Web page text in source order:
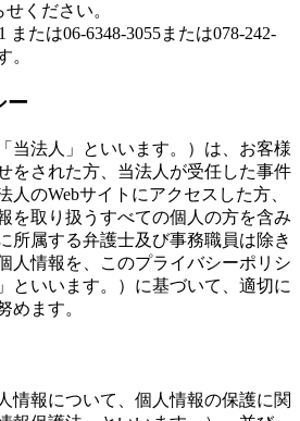
ください。
たは06-6348-3055または078-242-
。
ー
当法人」といいます。）は、お客様
をされた方、当法人が受任した事件
人のWebサイトにアクセスした方、
を取り扱うすべての個人の方を含み
所属する弁護士及び事務職員は除き
人情報を、このプライバシーポリシ
といいます。）に基づいて、適切に
めます。
情報について、個人情報の保護に関